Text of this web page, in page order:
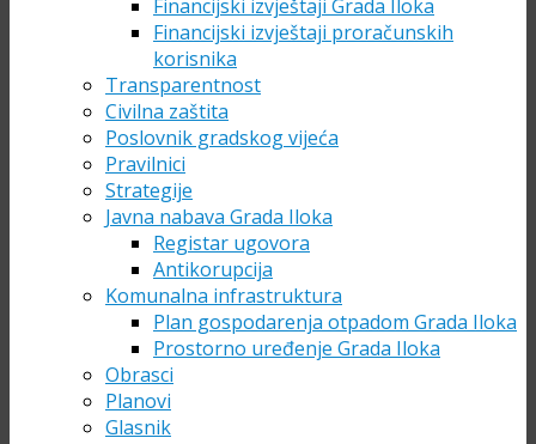
Financijski izvještaji Grada Iloka
Financijski izvještaji proračunskih
korisnika
Transparentnost
Civilna zaštita
Poslovnik gradskog vijeća
Pravilnici
Strategije
Javna nabava Grada Iloka
Registar ugovora
Antikorupcija
Komunalna infrastruktura
Plan gospodarenja otpadom Grada Iloka
Prostorno uređenje Grada Iloka
Obrasci
Planovi
Glasnik